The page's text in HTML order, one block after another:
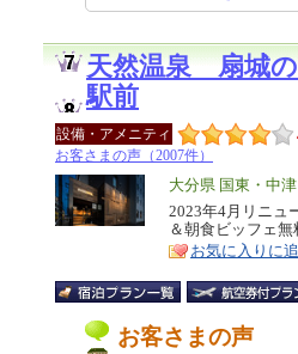
天然温泉 扇城
駅前
設備・アメニティ
お客さまの声（2007件）
エ
リ
ア
大分県 国東・中
特
徴
2023年4月リニュ
＆朝食ビッフェ無
お気に入りに
お客さまの声